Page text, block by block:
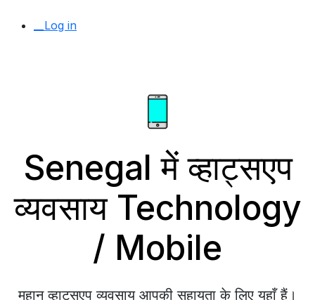
__Log in
Senegal में व्हाट्सएप
व्यवसाय Technology
/ Mobile
महान व्हाट्सएप व्यवसाय आपकी सहायता के लिए यहाँ हैं।